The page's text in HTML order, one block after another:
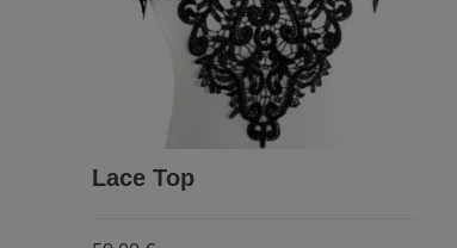
Lace Top